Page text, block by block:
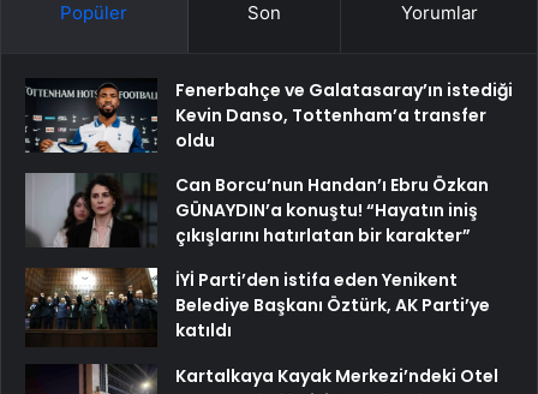
Popüler Son Yorumlar
Fenerbahçe ve Galatasaray’ın istediği
Kevin Danso, Tottenham’a transfer
oldu
Can Borcu’nun Handan’ı Ebru Özkan
GÜNAYDIN’a konuştu! “Hayatın iniş
çıkışlarını hatırlatan bir karakter”
İYİ Parti’den istifa eden Yenikent
Belediye Başkanı Öztürk, AK Parti’ye
katıldı
Kartalkaya Kayak Merkezi’ndeki Otel